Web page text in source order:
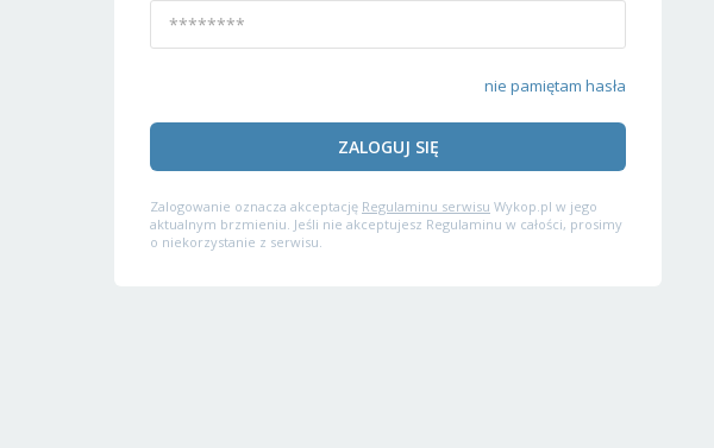
nie pamiętam hasła
ZALOGUJ SIĘ
Zalogowanie oznacza akceptację Regulaminu serwisu Wykop.pl w jego
aktualnym brzmieniu. Jeśli nie akceptujesz Regulaminu w całości, prosimy
o niekorzystanie z serwisu.